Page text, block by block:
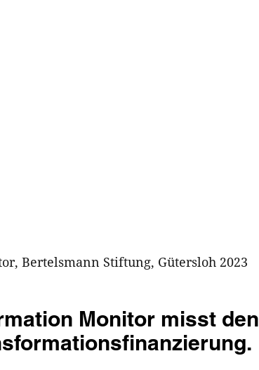
Bertelsmann Stiftung, Gütersloh 2023
Monitor misst den